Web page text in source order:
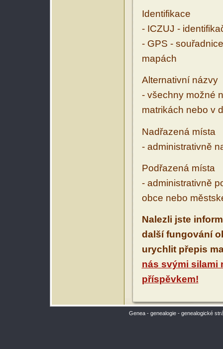
Identifikace
- ICZUJ -
- GPS -
mapách
Alternativní názvy
- všechny možné
matrikách nebo v
Nadřazená místa
- administrativně
Podřazená místa
- administrativně
obce nebo
Nalezli jste
další fungování
urychlit přepis
nás svými silami
příspěvkem!
Genea - genealogie - genealogické